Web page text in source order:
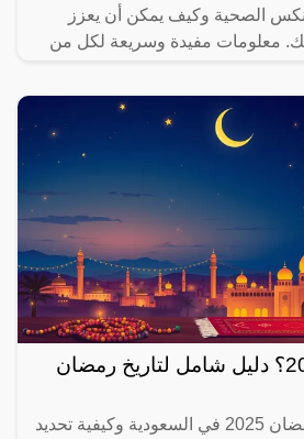
الصحية وكيف يمكن أن يعزز
معلومات مفيدة وسريعة لكل من
متى رمضان 2025؟ دليل شامل لتاريخ رمضان
اكتشف متى يبدأ رمضان 2025 في السعودية وكيفية تحديد